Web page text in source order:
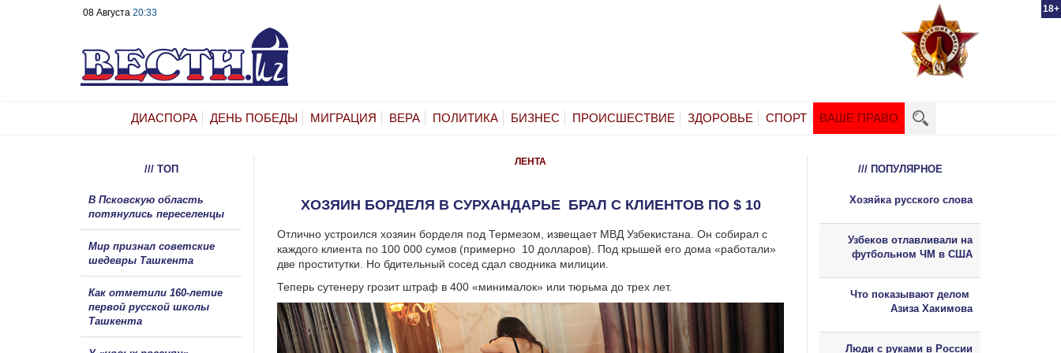
18+
08 Августа 20:33
ДИАСПОРА ДЕНЬ ПОБЕДЫ МИГРАЦИЯ ВЕРА ПОЛИТИКА БИЗНЕС ПРОИСШЕСТВИЕ ЗДОРОВЬЕ СПОРТ ВАШЕ ПРАВО
ЛЕНТА
ХОЗЯИН БОРДЕЛЯ В СУРХАНДАРЬЕ БРАЛ С КЛИЕНТОВ ПО $ 10
Отлично устроился хозяин борделя под Термезом, извещает МВД Узбекистана. Он собирал с
каждого клиента по 100 000 сумов (примерно 10 долларов). Под крышей его дома «работали»
две проститутки. Но бдительный сосед сдал сводника милиции.
Теперь сутенеру грозит штраф в 400 «минималок» или тюрьма до трех лет.
/// ТОП
В Псковскую область
потянулись переселенцы
Мир признал советские
шедевры Ташкента
Как отметили 160-летие
первой русской школы
Ташкента
/// ПОПУЛЯРНОЕ
Хозяйка русского слова
Узбеков отлавливали на
футбольном ЧМ в США
Что показывают делом
Азиза Хакимова
Люди с руками в России